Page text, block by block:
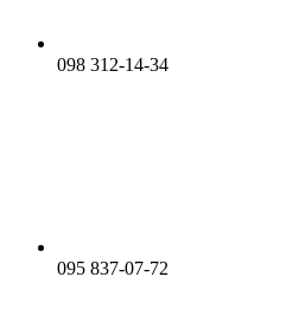
098 312-14-34
095 837-07-72